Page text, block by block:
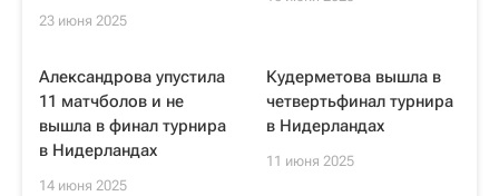
23 июня 2025
Александрова упустила
11 матчболов и не
вышла в финал турнира
в Нидерландах
14 июня 2025
Кудерметова вышла в
четвертьфинал турнира
в Нидерландах
11 июня 2025